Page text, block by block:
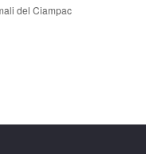
del Ciampac